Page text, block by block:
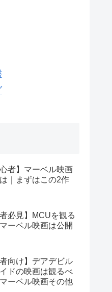
心者】マーベル映画
｜まずはこの2作
者必見】MCUを観る
ーベル映画は公開
者向け】デアデビル
ドの映画は観るべ
ーベル映画その他